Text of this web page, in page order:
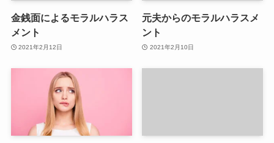
金銭面によるモラルハラス
メント
2021年2月12日
元夫からのモラルハラスメ
ント
2021年2月10日